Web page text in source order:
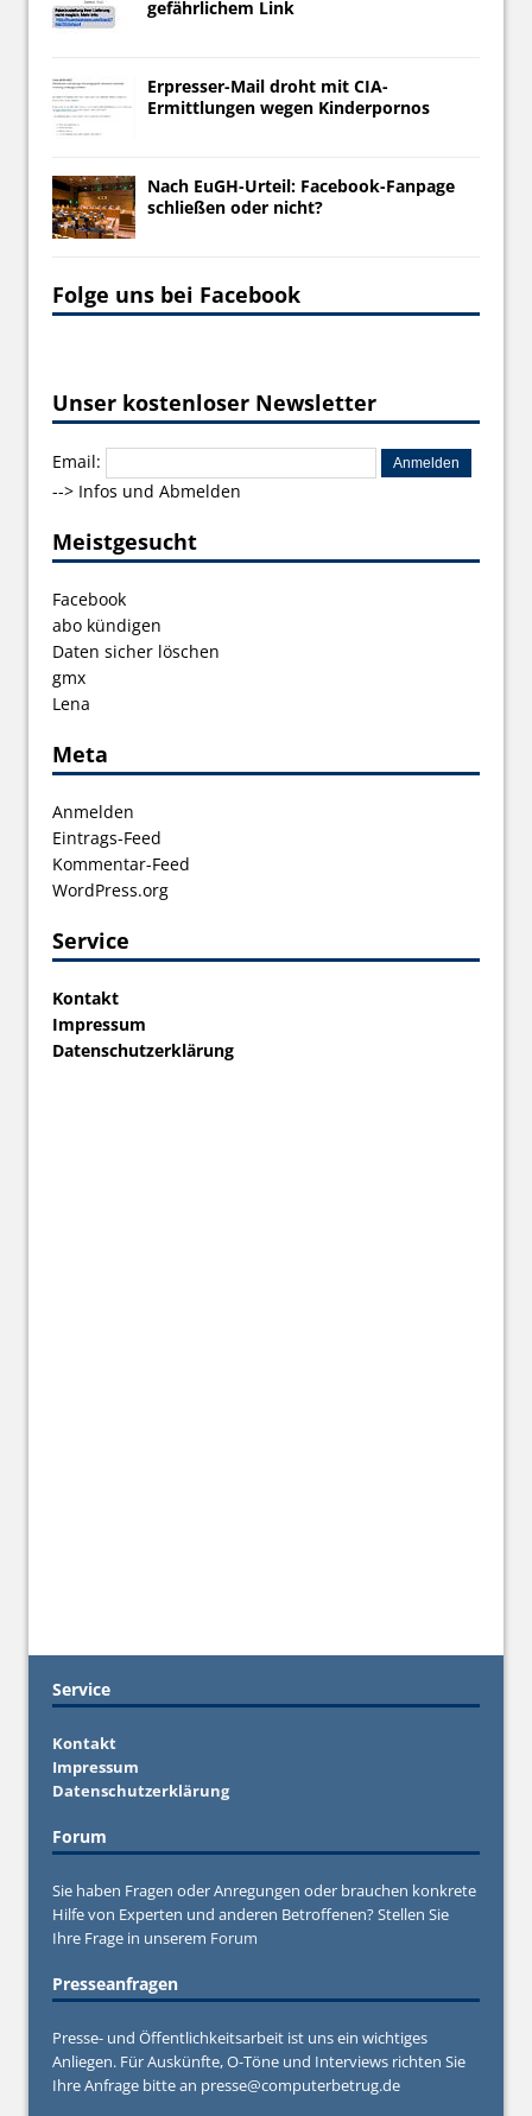
gefährlichem Link
Erpresser-Mail droht mit CIA-
Ermittlungen wegen Kinderpornos
Nach EuGH-Urteil: Facebook-Fanpage
schließen oder nicht?
Folge uns bei Facebook
Unser kostenloser Newsletter
Email:
--> Infos und Abmelden
Meistgesucht
Facebook
abo kündigen
Daten sicher löschen
gmx
Lena
Meta
Anmelden
Eintrags-Feed
Kommentar-Feed
WordPress.org
Service
Kontakt
Impressum
Datenschutzerklärung
Service
Kontakt
Impressum
Datenschutzerklärung
Forum
Sie haben Fragen oder Anregungen oder brauchen konkrete
Hilfe von Experten und anderen Betroffenen? Stellen Sie
Ihre Frage in unserem Forum
Presseanfragen
Presse- und Öffentlichkeitsarbeit ist uns ein wichtiges
Anliegen. Für Auskünfte, O-Töne und Interviews richten Sie
Ihre Anfrage bitte an presse@computerbetrug.de